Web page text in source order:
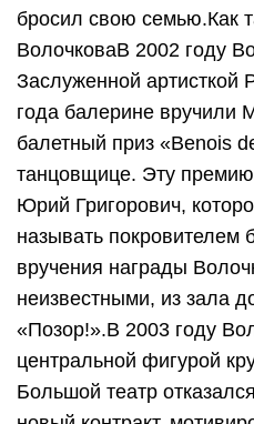
бросил свою семью.Как
ВолочковаВ 2002 году
Заслуженной артисткой
года балерине вручили
балетный приз «Benois
танцовщице. Эту
Юрий Григорович,
называть
вручения награды
неизвестными, из зала
«Позор!».В 2003 году
центральной фигурой
Большой театр